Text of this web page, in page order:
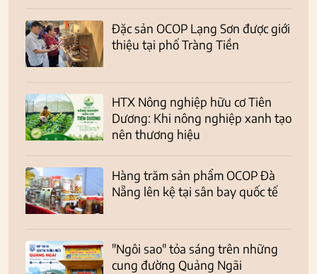
Đặc sản OCOP Lạng Sơn được giới
thiệu tại phố Tràng Tiền
HTX Nông nghiệp hữu cơ Tiên
Dương: Khi nông nghiệp xanh tạo
nên thương hiệu
Hàng trăm sản phẩm OCOP Đà
Nẵng lên kệ tại sân bay quốc tế
"Ngôi sao" tỏa sáng trên những
cung đường Quảng Ngãi